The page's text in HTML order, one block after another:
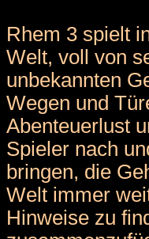
Rhem 3 spielt
Welt, voll von
unbekannten
Wegen und
Abenteuerlust
Spieler nach
bringen, die
Welt immer
Hinweise zu